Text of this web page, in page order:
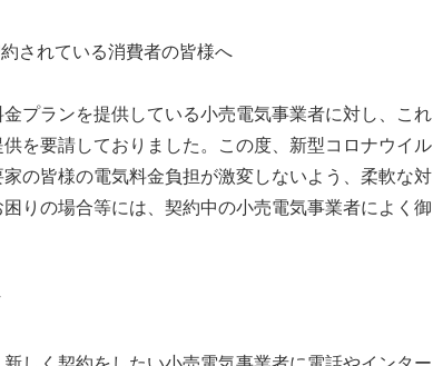
されている消費者の皆様へ
プランを提供している小売電気事業者に対し、これ
を要請しておりました。この度、新型コロナウイル
の皆様の電気料金負担が激変しないよう、柔軟な対
りの場合等には、契約中の小売電気事業者によく御